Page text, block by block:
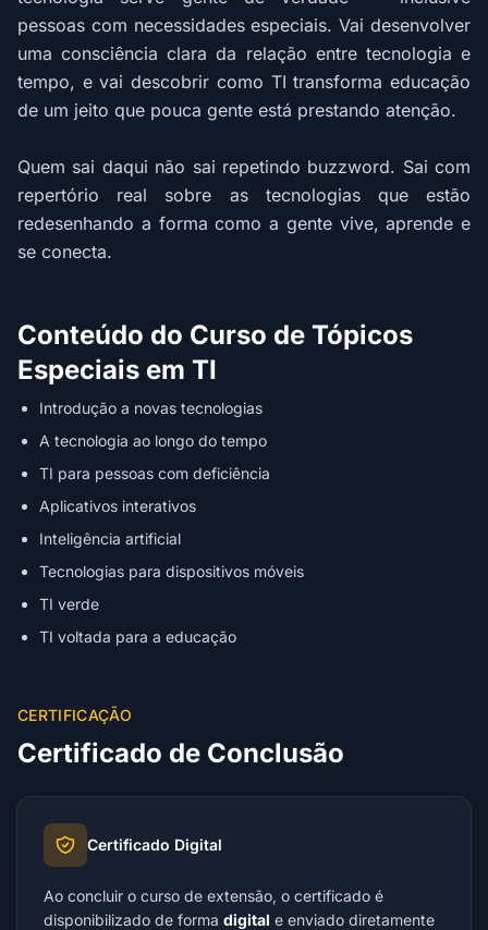
pessoas com necessidades especiais. Vai desenvolver
uma consciência clara da relação entre tecnologia e
tempo, e vai descobrir como TI transforma educação
de um jeito que pouca gente está prestando atenção.
Quem sai daqui não sai repetindo buzzword. Sai com
repertório real sobre as tecnologias que estão
redesenhando a forma como a gente vive, aprende e
se conecta.
Conteúdo do Curso de Tópicos
Especiais em TI
Introdução a novas tecnologias
A tecnologia ao longo do tempo
TI para pessoas com deficiência
Aplicativos interativos
Inteligência artificial
Tecnologias para dispositivos móveis
TI verde
TI voltada para a educação
CERTIFICAÇÃO
Certificado de Conclusão
Certificado Digital
Ao concluir o curso de extensão, o certificado é
disponibilizado de forma digital e enviado diretamente